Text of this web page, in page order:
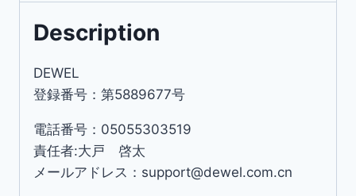
Description
DEWEL
登録番号：第5889677号
電話番号：05055303519
責任者:大戸 啓太
メールアドレス：support@dewel.com.cn